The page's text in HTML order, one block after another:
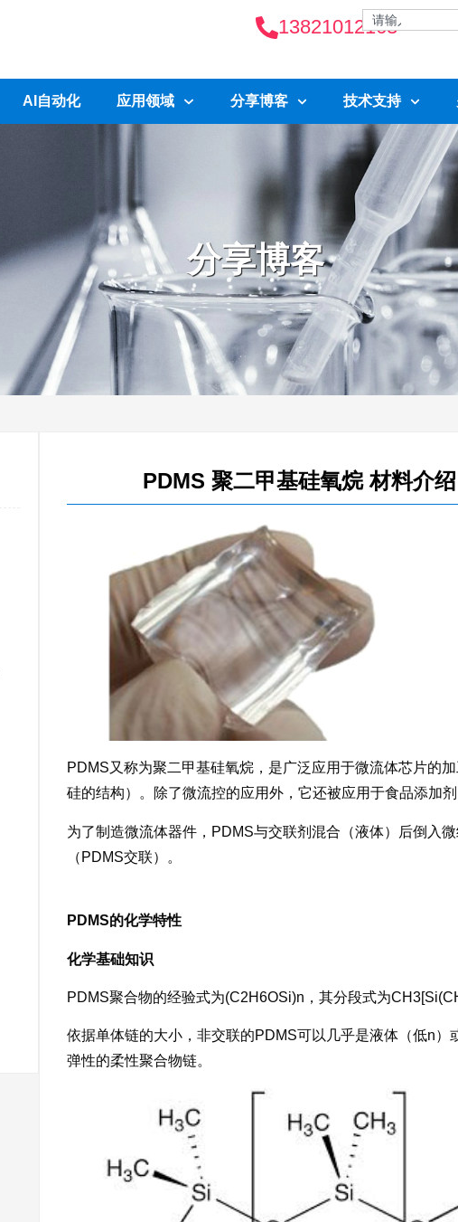
13821012163
AI自动化 应用领域 分享博客 技术支持
分享博客
PDMS 聚二甲基硅氧烷 材料介
PDMS又称为聚二甲基硅氧烷，是广泛应用于微流体芯片的
硅的结构）。除了微流控的应用外，它还被应用于食品添加
为了制造微流体器件，PDMS与交联剂混合（液体）后倒入
（PDMS交联）。
PDMS的化学特性
化学基础知识
PDMS聚合物的经验式为(C2H6OSi)n，其分段式为
依据单体链的大小，非交联的PDMS可以几乎是液体（低n
弹性的柔性聚合物链。